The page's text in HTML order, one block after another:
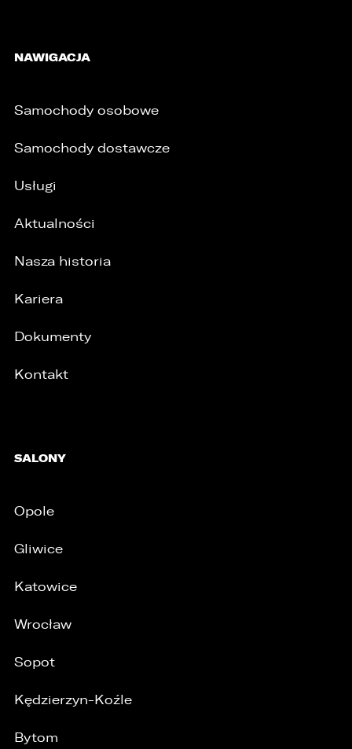
NAWIGACJA
Samochody osobowe
Samochody dostawcze
Usługi
Aktualności
Nasza historia
Kariera
Dokumenty
Kontakt
SALONY
Opole
Gliwice
Katowice
Wrocław
Sopot
Kędzierzyn-Koźle
Bytom